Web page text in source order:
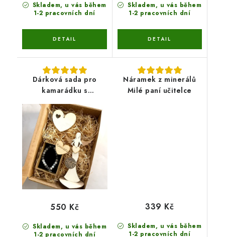
Skladem, u vás během
1-2 pracovních dní
Skladem, u vás během
1-2 pracovních dní
Dárková sada pro
kamarádku s
náramkem z minerálů
Skladem, u vás během
1-2 pracovních dní
550 Kč
Náramek z minerálů
Milé paní učitelce
Skladem, u vás během
1-2 pracovních dní
339 Kč